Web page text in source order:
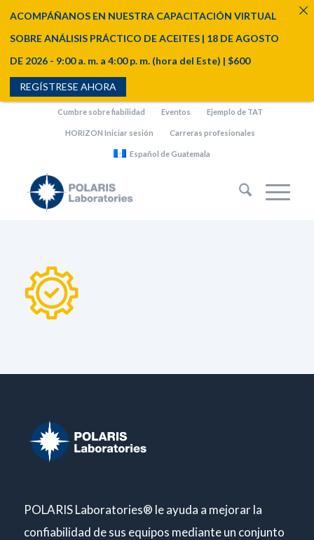
Cumbre sobre fiabilidad Eventos Ejemplo de TAT
HORIZON Iniciar sesión Carreras profesionales
Español de Guatemala
POLARIS Laboratories® le ayuda a mejorar la
confiabilidad de sus equipos mediante un conjunto
ACOMPÁÑANOS EN NUESTRA CAPACITACIÓN VIRTUAL
SOBRE ANÁLISIS PRÁCTICO DE ACEITES | 18 DE AGOSTO
DE 2026 - 9:00 a. m. a 4:00 p. m. (hora del Este) | $600
REGÍSTRESE AHORA